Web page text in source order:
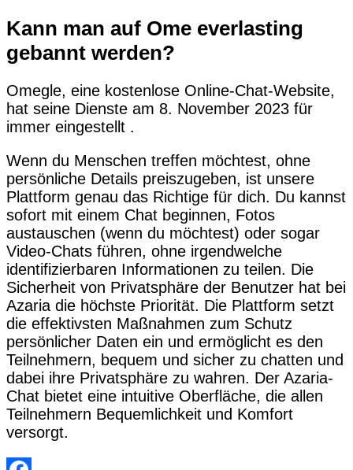
Kann man auf Ome everlasting
gebannt werden?
Omegle, eine kostenlose Online-Chat-Website,
hat seine Dienste am 8. November 2023 für
immer eingestellt .
Wenn du Menschen treffen möchtest, ohne
persönliche Details preiszugeben, ist unsere
Plattform genau das Richtige für dich. Du kannst
sofort mit einem Chat beginnen, Fotos
austauschen (wenn du möchtest) oder sogar
Video-Chats führen, ohne irgendwelche
identifizierbaren Informationen zu teilen. Die
Sicherheit von Privatsphäre der Benutzer hat bei
Azaria die höchste Priorität. Die Plattform setzt
die effektivsten Maßnahmen zum Schutz
persönlicher Daten ein und ermöglicht es den
Teilnehmern, bequem und sicher zu chatten und
dabei ihre Privatsphäre zu wahren. Der Azaria-
Chat bietet eine intuitive Oberfläche, die allen
Teilnehmern Bequemlichkeit und Komfort
versorgt.